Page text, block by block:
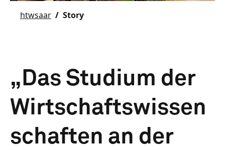
htwsaar Story
„Das Studium der
Wirtschaftswissen
schaften an der